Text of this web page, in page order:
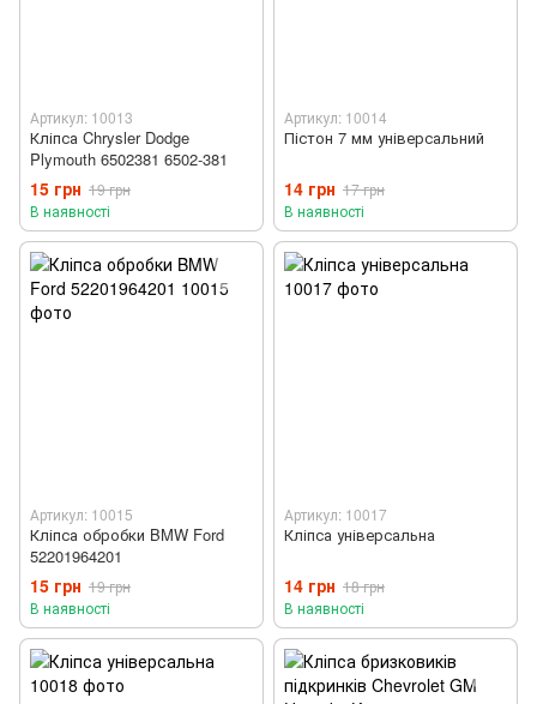
Артикул: 10013
Кліпса Chrysler Dodge
Plymouth 6502381 6502-381
15 грн 19 грн
В наявності
Артикул: 10014
Пістон 7 мм універсальний
14 грн 17 грн
В наявності
Артикул: 10015
Кліпса обробки BMW Ford
52201964201
15 грн 19 грн
В наявності
Артикул: 10017
Кліпса універсальна
14 грн 18 грн
В наявності